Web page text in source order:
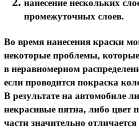
нанесение нескольких
промежуточных слоев.
Во время нанесения краски
некоторые проблемы,
в неравномерном
если проводится покраска
В результате на автомобиле
некрасивые пятна, либо цвет
части значительно